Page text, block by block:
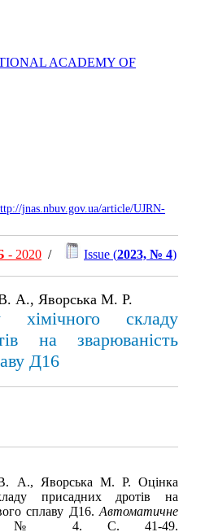
ACADEMY OF
jnas.nbuv.gov.ua/article/UJRN-
- 2020 / Issue (2023, № 4)
А., Яворська М. Р.
хімічного складу
на зварюваність
Д16
А., Яворська М. Р. Оцінка
присадних дротів на
сплаву Д16.Автоматичне
№ 4. С. 41-49.